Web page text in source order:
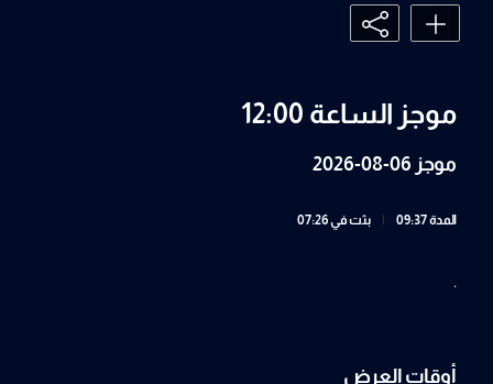
موجز الساعة 12:00
موجز 06-08-2026
المدة 09:37 بثت في 07:26
.
أوقات العرض